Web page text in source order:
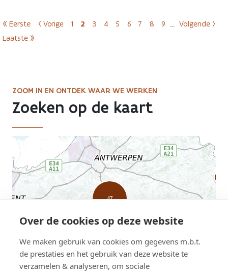
Over de cookies op deze website
We maken gebruik van cookies om gegevens m.b.t.
de prestaties en het gebruik van deze website te
verzamelen & analyseren, om sociale
Nederland
tussen
Paginering
Eerste pagina
« Eerste
Vorige pagina
‹ Vorige 1 2 3 4 5 6 7 8 9 … Volgende ›
Laatste »
ZOOM IN EN ONTDEK WAAR WE WERKEN
Zoeken op de kaart
AWV
map
displaying
current
road
works